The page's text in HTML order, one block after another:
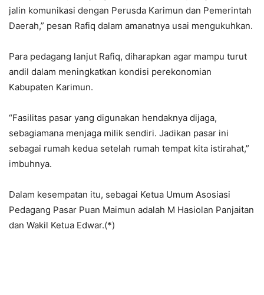
jalin komunikasi dengan Perusda Karimun dan Pemerintah
Daerah,” pesan Rafiq dalam amanatnya usai mengukuhkan.
Para pedagang lanjut Rafiq, diharapkan agar mampu turut
andil dalam meningkatkan kondisi perekonomian
Kabupaten Karimun.
“Fasilitas pasar yang digunakan hendaknya dijaga,
sebagiamana menjaga milik sendiri. Jadikan pasar ini
sebagai rumah kedua setelah rumah tempat kita istirahat,”
imbuhnya.
Dalam kesempatan itu, sebagai Ketua Umum Asosiasi
Pedagang Pasar Puan Maimun adalah M Hasiolan Panjaitan
dan Wakil Ketua Edwar.(*)